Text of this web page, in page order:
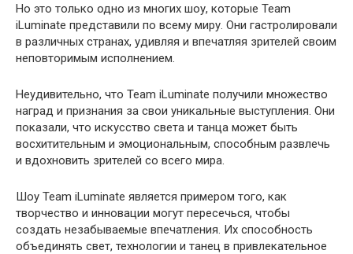
Но это только одно из многих шоу, которые Team
iLuminate представили по всему миру. Они гастролировали
в различных странах, удивляя и впечатляя зрителей своим
неповторимым исполнением.
Неудивительно, что Team iLuminate получили множество
наград и признания за свои уникальные выступления. Они
показали, что искусство света и танца может быть
восхитительным и эмоциональным, способным развлечь
и вдохновить зрителей со всего мира.
Шоу Team iLuminate является примером того, как
творчество и инновации могут пересечься, чтобы
создать незабываемые впечатления. Их способность
объединять свет, технологии и танец в привлекательное